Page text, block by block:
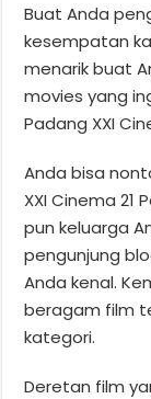
Buat Anda
kesempatan
menarik buat
movies yang
Padang XXI
Anda bisa
XXI Cinema 21
pun keluarga
pengunjung
Anda kenal.
beragam film
kategori.
Deretan film